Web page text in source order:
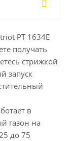
PT 1634E
получать
стрижкой
запуск
в
газон на
до 75